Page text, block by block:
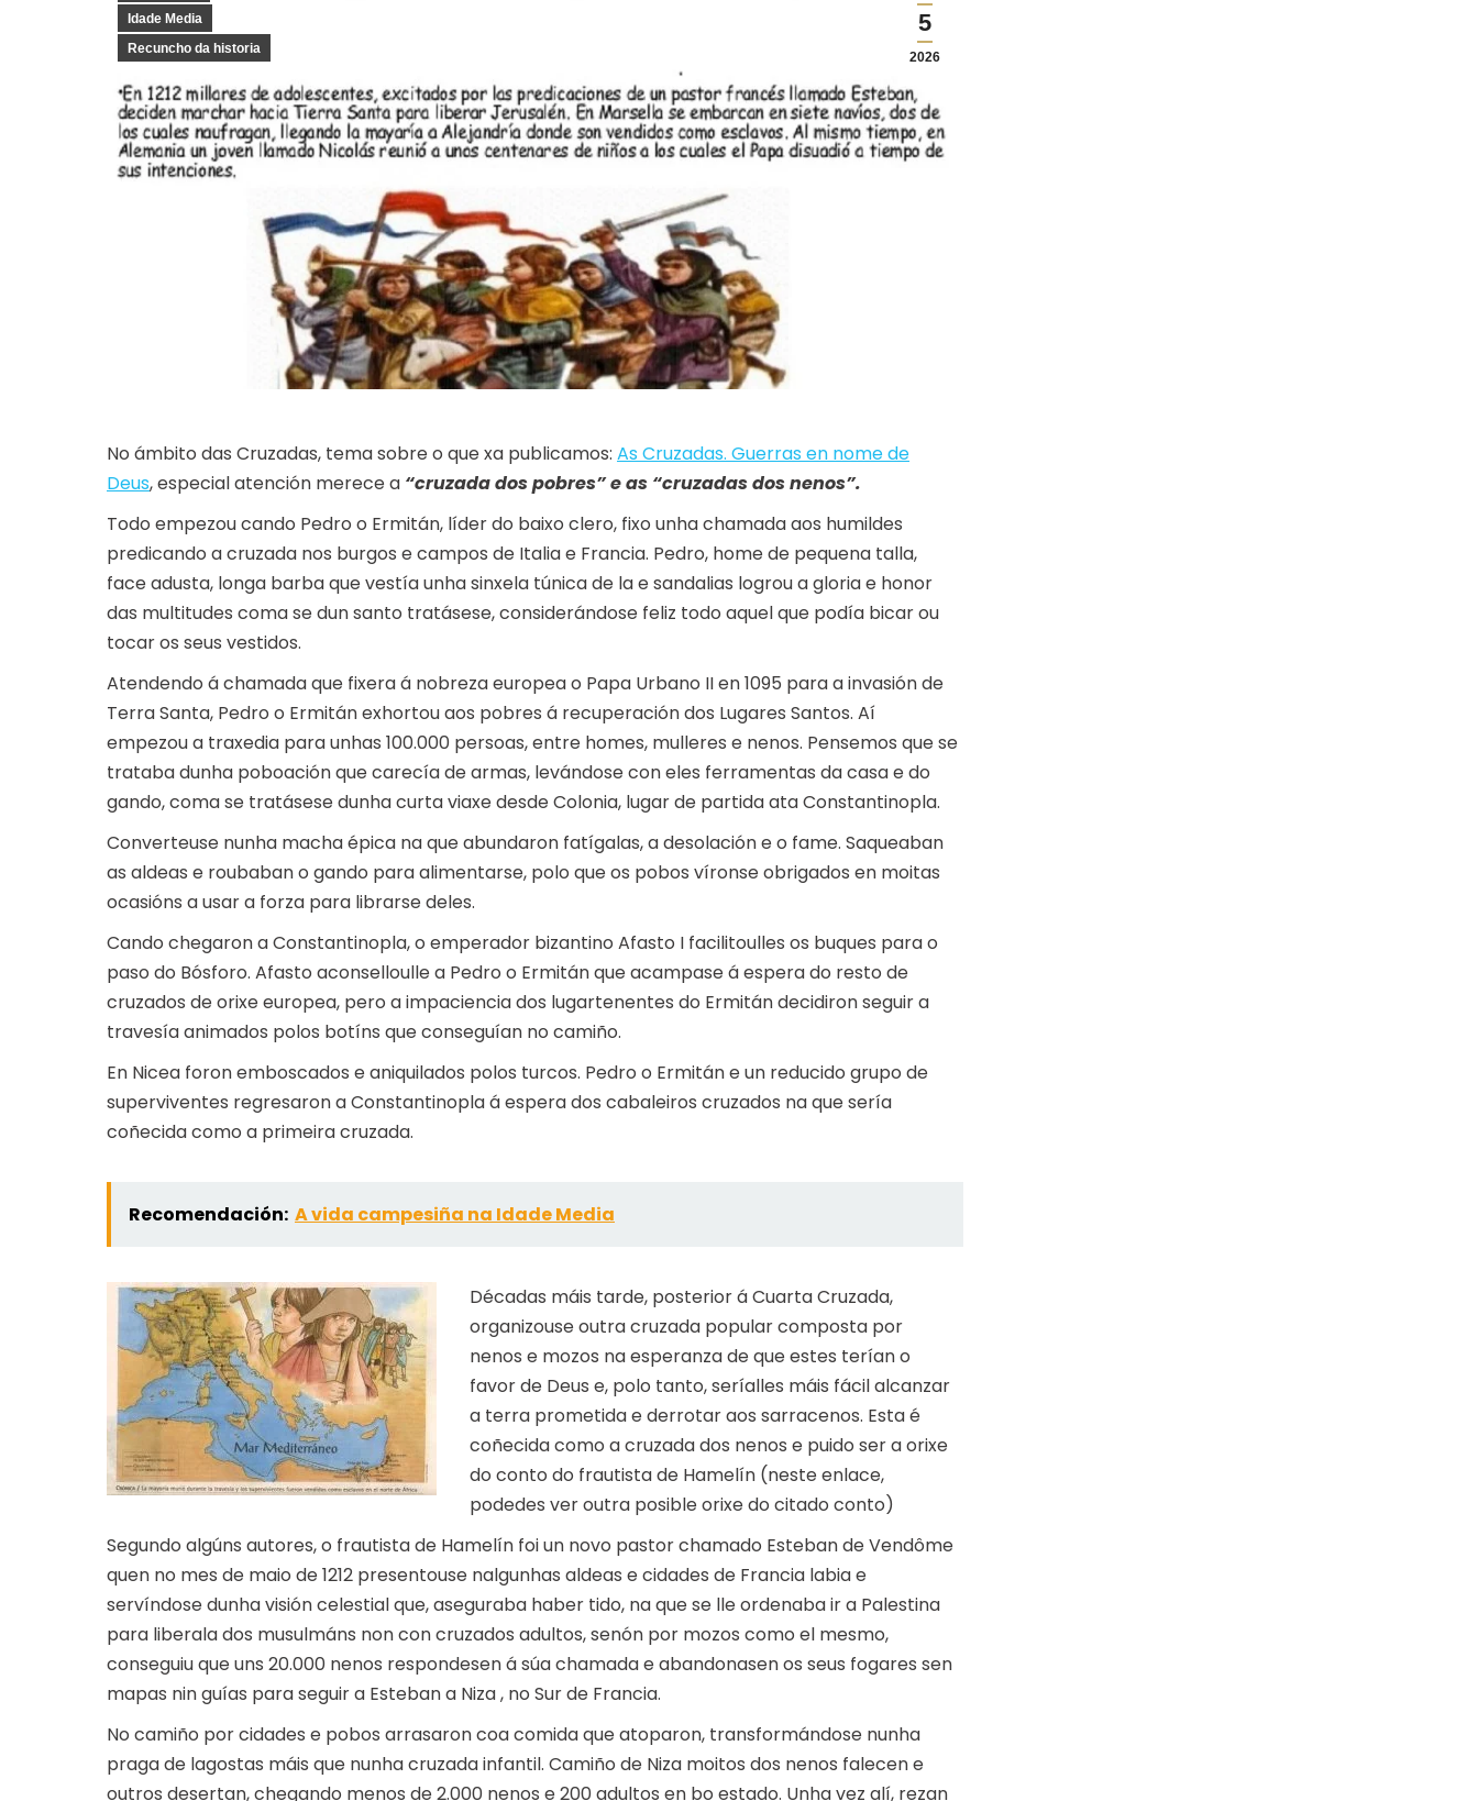
5
2026
Idade Media
Recuncho da historia
No ámbito das Cruzadas, tema sobre o que xa publicamos: As Cruzadas. Guerras en nome de
Deus, especial atención merece a “cruzada dos pobres” e as “cruzadas dos nenos”.
Todo empezou cando Pedro o Ermitán, líder do baixo clero, fixo unha chamada aos humildes
predicando a cruzada nos burgos e campos de Italia e Francia. Pedro, home de pequena talla,
face adusta, longa barba que vestía unha sinxela túnica de la e sandalias logrou a gloria e honor
das multitudes coma se dun santo tratásese, considerándose feliz todo aquel que podía bicar ou
tocar os seus vestidos.
Atendendo á chamada que fixera á nobreza europea o Papa Urbano II en 1095 para a invasión de
Terra Santa, Pedro o Ermitán exhortou aos pobres á recuperación dos Lugares Santos. Aí
empezou a traxedia para unhas 100.000 persoas, entre homes, mulleres e nenos. Pensemos que se
trataba dunha poboación que carecía de armas, levándose con eles ferramentas da casa e do
gando, coma se tratásese dunha curta viaxe desde Colonia, lugar de partida ata Constantinopla.
Converteuse nunha macha épica na que abundaron fatígalas, a desolación e o fame. Saqueaban
as aldeas e roubaban o gando para alimentarse, polo que os pobos víronse obrigados en moitas
ocasións a usar a forza para librarse deles.
Cando chegaron a Constantinopla, o emperador bizantino Afasto I facilitoulles os buques para o
paso do Bósforo. Afasto aconselloulle a Pedro o Ermitán que acampase á espera do resto de
cruzados de orixe europea, pero a impaciencia dos lugartenentes do Ermitán decidiron seguir a
travesía animados polos botíns que conseguían no camiño.
En Nicea foron emboscados e aniquilados polos turcos. Pedro o Ermitán e un reducido grupo de
superviventes regresaron a Constantinopla á espera dos cabaleiros cruzados na que sería
coñecida como a primeira cruzada.
Recomendación: A vida campesiña na Idade Media
Décadas máis tarde, posterior á Cuarta Cruzada,
organizouse outra cruzada popular composta por
nenos e mozos na esperanza de que estes terían o
favor de Deus e, polo tanto, seríalles máis fácil alcanzar
a terra prometida e derrotar aos sarracenos. Esta é
coñecida como a cruzada dos nenos e puido ser a orixe
do conto do frautista de Hamelín (neste enlace,
podedes ver outra posible orixe do citado conto)
Segundo algúns autores, o frautista de Hamelín foi un novo pastor chamado Esteban de Vendôme
quen no mes de maio de 1212 presentouse nalgunhas aldeas e cidades de Francia labia e
servíndose dunha visión celestial que, aseguraba haber tido, na que se lle ordenaba ir a Palestina
para liberala dos musulmáns non con cruzados adultos, senón por mozos como el mesmo,
conseguiu que uns 20.000 nenos respondesen á súa chamada e abandonasen os seus fogares sen
mapas nin guías para seguir a Esteban a Niza , no Sur de Francia.
No camiño por cidades e pobos arrasaron coa comida que atoparon, transformándose nunha
praga de lagostas máis que nunha cruzada infantil. Camiño de Niza moitos dos nenos falecen e
outros desertan, chegando menos de 2.000 nenos e 200 adultos en bo estado. Unha vez alí, rezan